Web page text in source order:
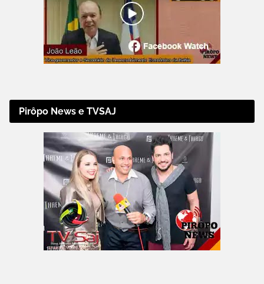
Pirôpo News e TVSAJ